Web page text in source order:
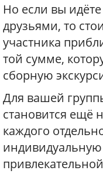
Но если вы
друзьями, то
участника
той сумме,
сборную
Для вашей
становится ещё
каждого